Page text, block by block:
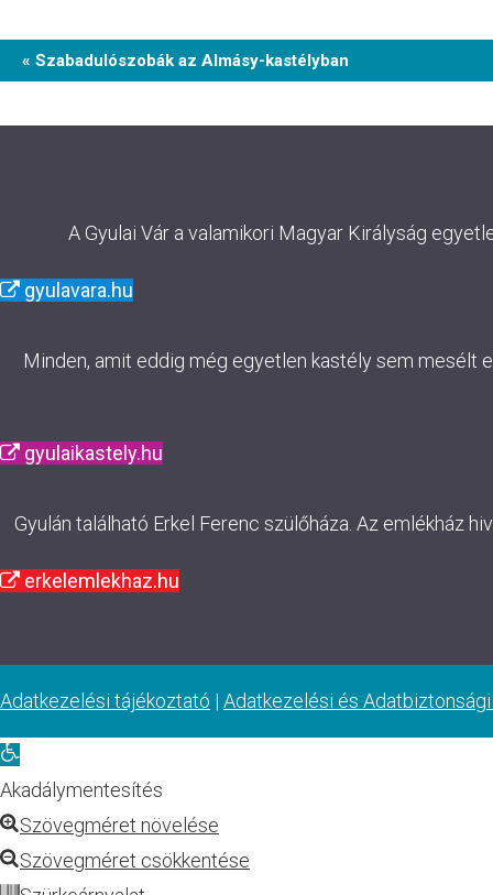
Event
« Szabadulószobák az Almásy-kastélyban
A Gyulai Vár a valamikori Magyar Királyság
gyulavara.hu
Minden, amit eddig még egyetlen kastély sem mesélt
gyulaikastely.hu
Gyulán található Erkel Ferenc szülőháza. Az emlékház
erkelemlekhaz.hu
Adatkezelési tájékoztató | Adatkezelési és
Eszköztár
megnyitása
Akadálymentesítés
Szövegméret növelése
Szövegméret csökkentése